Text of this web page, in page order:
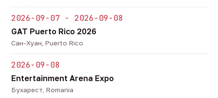
2026-09-07 - 2026-09-08
GAT Puerto Rico 2026
Сан-Хуан, Puerto Rico
2026-09-08
Entertainment Arena Expo
Бухарест, Romania